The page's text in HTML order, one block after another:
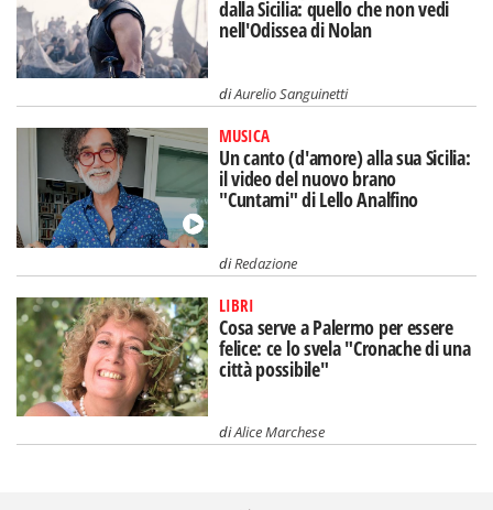
dalla Sicilia: quello che non vedi
nell'Odissea di Nolan
diAurelio Sanguinetti
MUSICA
Un canto (d'amore) alla sua Sicilia:
il video del nuovo brano
"Cuntami" di Lello Analfino
diRedazione
LIBRI
Cosa serve a Palermo per essere
felice: ce lo svela "Cronache di una
città possibile"
diAlice Marchese